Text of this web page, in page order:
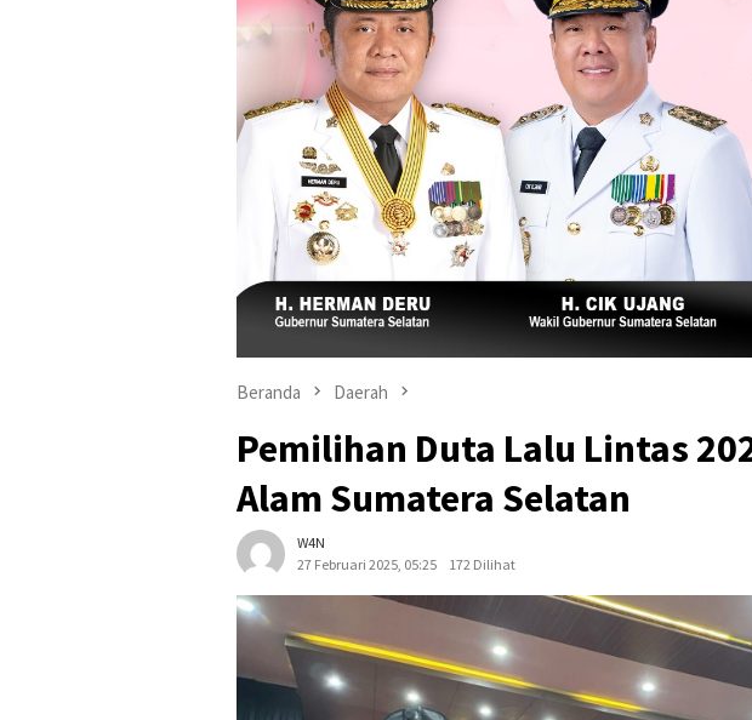
Beranda Daerah
Pemilihan Duta Lalu Lintas
Alam Sumatera Selatan
W4N
27 Februari 2025, 05:25
172 Dilihat